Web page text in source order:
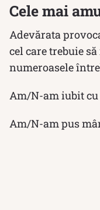
Cele mai
Adevărata
cel care trebuie
numeroasele
Am/N-am iubit cu
Am/N-am pus